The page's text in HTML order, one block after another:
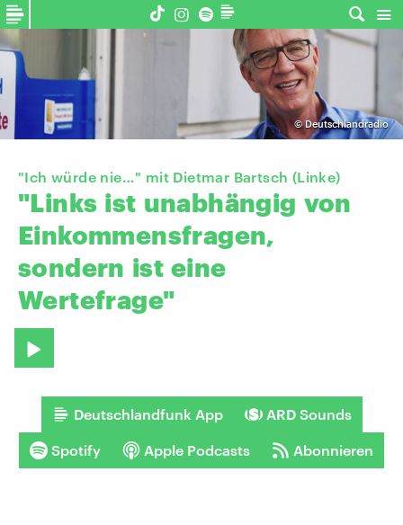
©Deutschlandradio
"Ich würde nie…" mit Dietmar Bartsch (Linke)
"Links ist unabhängig von
Einkommensfragen,
sondern ist eine
Wertefrage"
Deutschlandfunk App ARD Sounds
Spotify Apple Podcasts Abonnieren